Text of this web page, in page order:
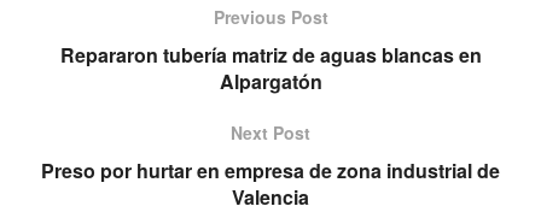
Previous Post
Repararon tubería matriz de aguas blancas en
Alpargatón
Next Post
Preso por hurtar en empresa de zona industrial de
Valencia